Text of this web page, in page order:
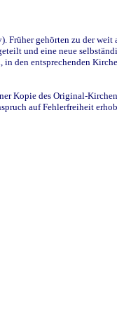
gehörten zu der
und eine neue
entsprechenden
Kopie des Original-
auf Fehlerfreiheit